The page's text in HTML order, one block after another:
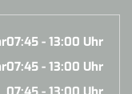
07:45 - 13:00 Uhr
07:45 - 13:00 Uhr